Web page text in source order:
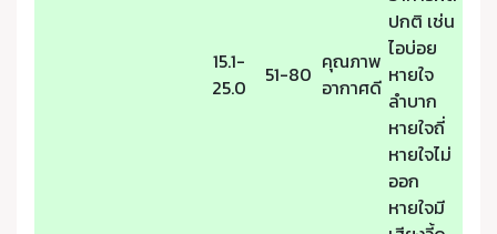
15.1-
25.0
51-80 คุณภาพ
อากาศดี
ปกติ เช่น
ไอบ่อย
หายใจ
ลำบาก
หายใจถี่
หายใจไม่
ออก
หายใจมี